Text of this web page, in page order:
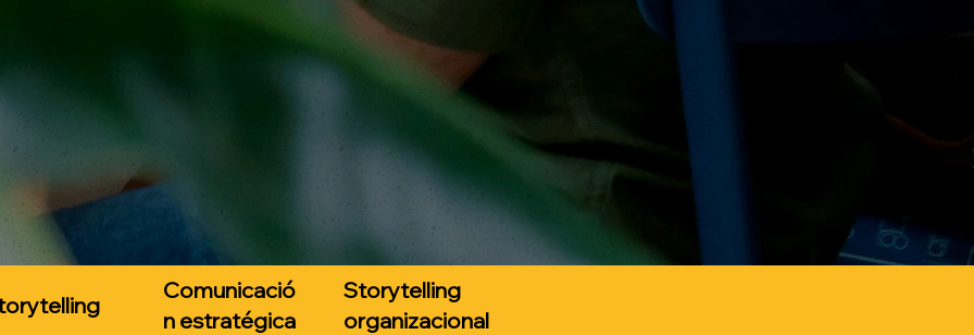
Comunicació
n estratégica
Storytelling
organizacional